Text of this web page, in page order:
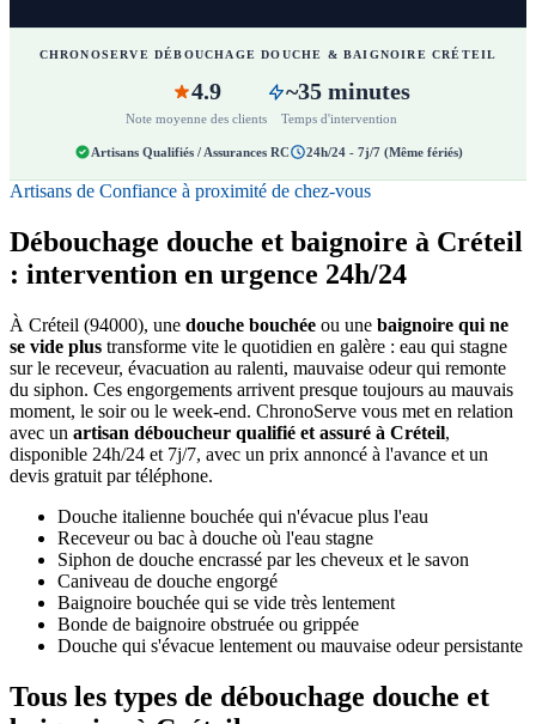
CHRONOSERVE DÉBOUCHAGE DOUCHE & BAIGNOIRE CRÉTEIL
4.9
Note moyenne des clients
~35 minutes
Temps d'intervention
Artisans Qualifiés / Assurances RC 24h/24 - 7j/7 (Même fériés)
Artisans de Confiance à proximité de chez-vous
Débouchage douche et baignoire à Créteil
: intervention en urgence 24h/24
À Créteil (94000), une douche bouchée ou une baignoire qui ne
se vide plus transforme vite le quotidien en galère : eau qui stagne
sur le receveur, évacuation au ralenti, mauvaise odeur qui remonte
du siphon. Ces engorgements arrivent presque toujours au mauvais
moment, le soir ou le week-end. ChronoServe vous met en relation
avec un artisan déboucheur qualifié et assuré à Créteil,
disponible 24h/24 et 7j/7, avec un prix annoncé à l'avance et un
devis gratuit par téléphone.
Douche italienne bouchée qui n'évacue plus l'eau
Receveur ou bac à douche où l'eau stagne
Siphon de douche encrassé par les cheveux et le savon
Caniveau de douche engorgé
Baignoire bouchée qui se vide très lentement
Bonde de baignoire obstruée ou grippée
Douche qui s'évacue lentement ou mauvaise odeur persistante
Tous les types de débouchage douche et